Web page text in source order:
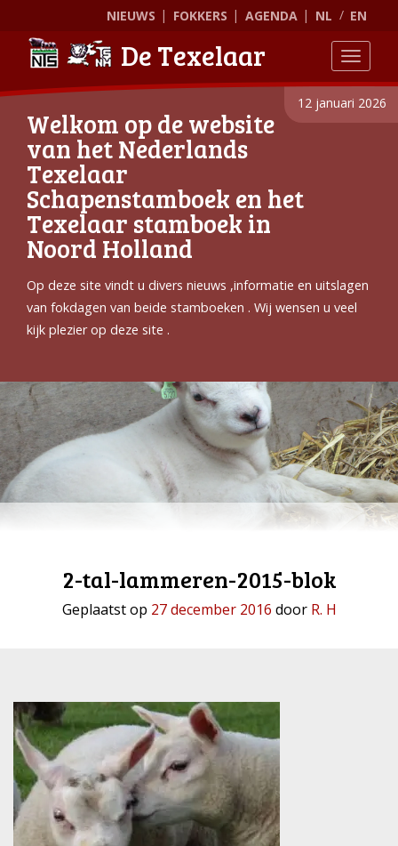
NIEUWS FOKKERS AGENDA NL EN
De Texelaar
12 januari 2026
Welkom op de website
van het Nederlands
Texelaar
Schapenstamboek en het
Texelaar stamboek in
Noord Holland
Op deze site vindt u divers nieuws ,informatie en uitslagen
van fokdagen van beide stamboeken . Wij wensen u veel
kijk plezier op deze site .
2-tal-lammeren-2015-blok
Geplaatst op 27 december 2016 door R. H